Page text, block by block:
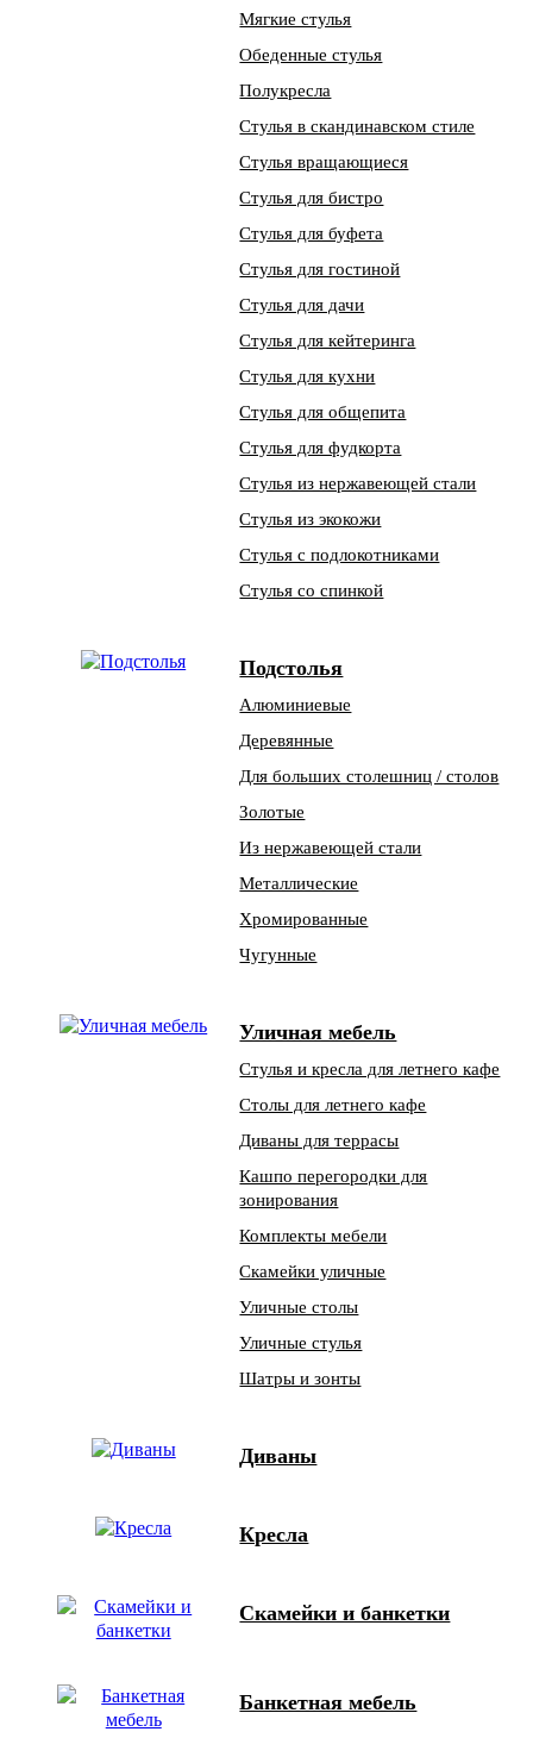
Мягкие стулья
Обеденные стулья
Полукресла
Стулья в скандинавском стиле
Стулья вращающиеся
Стулья для бистро
Стулья для буфета
Стулья для гостиной
Стулья для дачи
Стулья для кейтеринга
Стулья для кухни
Стулья для общепита
Стулья для фудкорта
Стулья из нержавеющей стали
Стулья из экокожи
Стулья с подлокотниками
Стулья со спинкой
Подстолья
Алюминиевые
Деревянные
Для больших столешниц / столов
Золотые
Из нержавеющей стали
Металлические
Хромированные
Чугунные
Уличная мебель
Стулья и кресла для летнего кафе
Столы для летнего кафе
Диваны для террасы
Кашпо перегородки для
зонирования
Комплекты мебели
Скамейки уличные
Уличные столы
Уличные стулья
Шатры и зонты
Диваны
Кресла
Скамейки и банкетки
Банкетная мебель